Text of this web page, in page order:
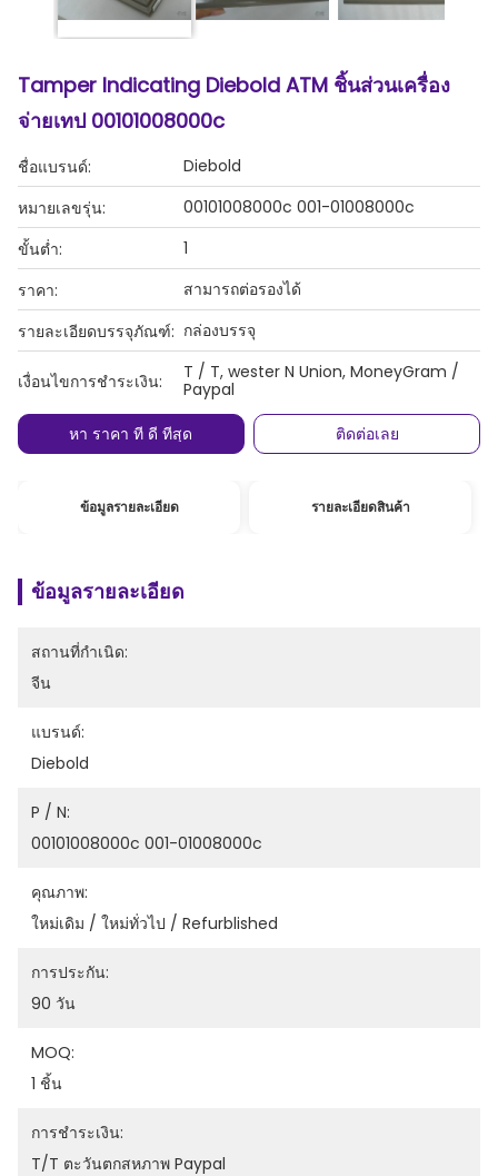
Tamper Indicating Diebold ATM ชิ้นส่วนเครื่อง
จ่ายเทป 00101008000c
ชื่อแบรนด์:
Diebold
หมายเลขรุ่น:
00101008000c 001-01008000c
ขั้นต่ำ:
1
ราคา:
สามารถต่อรองได้
รายละเอียดบรรจุภัณฑ์: กล่องบรรจุ
เงื่อนไขการชำระเงิน:
T / T, wester N Union, MoneyGram /
Paypal
หา ราคา ที่ ดี ที่สุด
ติดต่อเลย
ข้อมูลรายละเอียด รายละเอียดสินค้า
ข้อมูลรายละเอียด
สถานที่กำเนิด:
จีน
แบรนด์:
Diebold
P / N:
00101008000c 001-01008000c
คุณภาพ:
ใหม่เดิม / ใหม่ทั่วไป / Refurblished
การประกัน:
90 วัน
MOQ:
1 ชิ้น
การชำระเงิน:
T/T ตะวันตกสหภาพ Paypal